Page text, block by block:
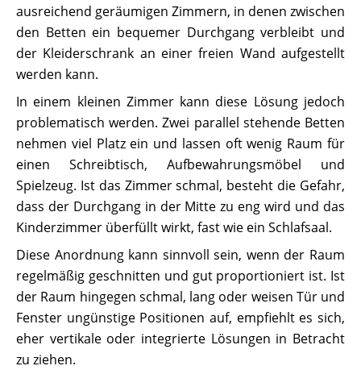
ausreichend geräumigen Zimmern, in denen zwischen
den Betten ein bequemer Durchgang verbleibt und
der Kleiderschrank an einer freien Wand aufgestellt
werden kann.
In einem kleinen Zimmer kann diese Lösung jedoch
problematisch werden. Zwei parallel stehende Betten
nehmen viel Platz ein und lassen oft wenig Raum für
einen Schreibtisch, Aufbewahrungsmöbel und
Spielzeug. Ist das Zimmer schmal, besteht die Gefahr,
dass der Durchgang in der Mitte zu eng wird und das
Kinderzimmer überfüllt wirkt, fast wie ein Schlafsaal.
Diese Anordnung kann sinnvoll sein, wenn der Raum
regelmäßig geschnitten und gut proportioniert ist. Ist
der Raum hingegen schmal, lang oder weisen Tür und
Fenster ungünstige Positionen auf, empfiehlt es sich,
eher vertikale oder integrierte Lösungen in Betracht
zu ziehen.